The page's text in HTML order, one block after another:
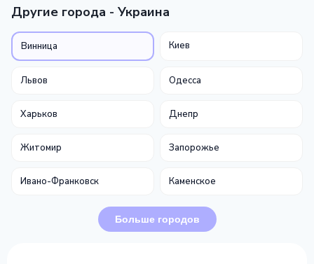
Другие города - Украина
Винница Киев
Львов Одесса
Харьков Днепр
Житомир Запорожье
Ивано-Франковск Каменское
Больше городов